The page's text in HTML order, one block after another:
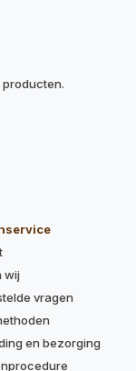
producten.
wij
vragen
en bezorging